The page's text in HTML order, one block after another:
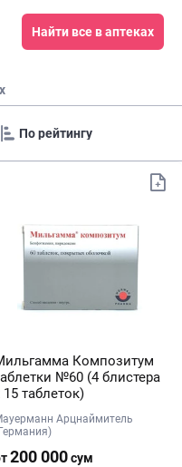
Найти все в аптеках
Композитум
№60 (4 блистера
15 таблеток)
Арцнаймитель
200 000сум